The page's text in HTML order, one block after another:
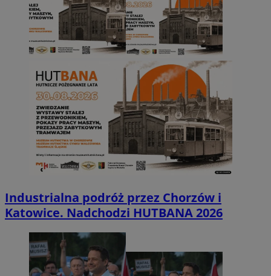
Industrialna podróż przez Chorzów i
Katowice. Nadchodzi HUTBANA 2026